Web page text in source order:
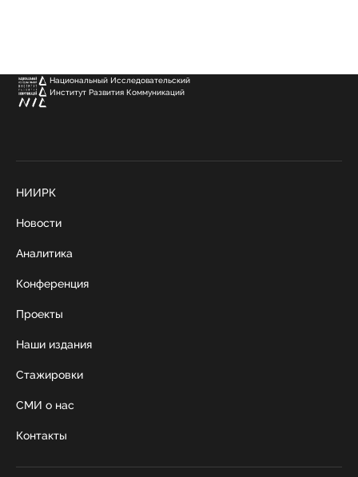
Национальный Исследовательский
Институт Развития Коммуникаций
НИИРК
Новости
Аналитика
Конференция
Проекты
Наши издания
Стажировки
СМИ о нас
Контакты